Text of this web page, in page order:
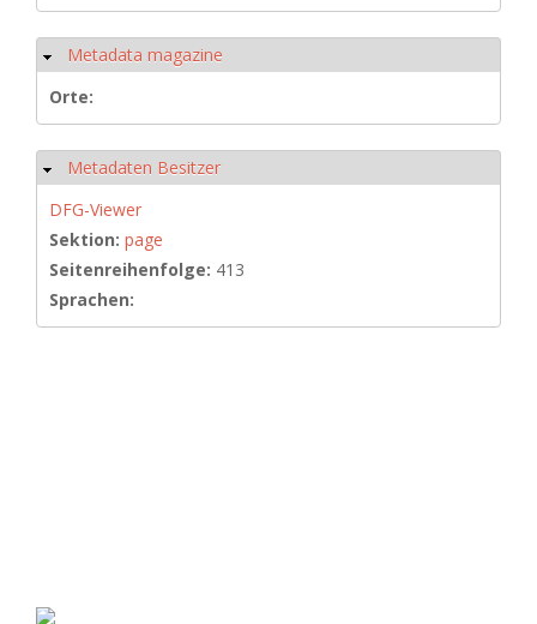
Ausblenden
Metadata magazine
Orte:
Ausblenden
Metadaten Besitzer
DFG-Viewer
Sektion: page
Seitenreihenfolge: 413
Sprachen: